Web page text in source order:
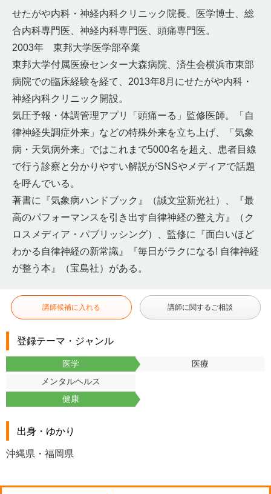
せたがや内科・神経内科クリニック院長。医学博士、総
合内科専門医、神経内科専門医、頭痛専門医。
2003年 東邦大学医学部卒業
東邦大学付属医療センター大森病院、済生会横浜市東部
病院での臨床経験を経て、2013年8月にせたがや内科・
神経内科クリニック開設。
気圧予報・体調管理アプリ「頭痛ーる」監修医師。「自
律神経失調症外来」などの特殊外来を立ち上げ、「気象
病・天気病外来」ではこれまで5000名を超え、患者目線
で行う診察と分かりやすい解説がSNSやメディアで話題
を呼んでいる。
著書に『気象病ハンドブック』（誠文堂新光社）、『最
高のパフォーマンスを引き出す自律神経の整え方』（ク
ロスメディア・パブリッシング）、監修に『面白いほど
わかる自律神経の新常識』『毎日がラクになる! 自律神経
が整う本』（宝島社）がある。
講師候補に入れる 講師に関するご相談
登録テーマ・ジャンル
医学
医療
メンタルヘルス
健康
出身・ゆかり
沖縄県・福岡県